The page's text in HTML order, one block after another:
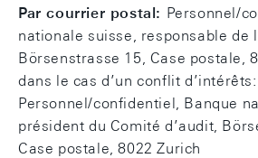
Par courrier postal: Personnel/
nationale suisse, responsable de
Börsenstrasse 15, Case postale,
dans le cas d’un conflit d’intérêts:
Personnel/confidentiel, Banque
président du Comité d’audit,
Case postale, 8022 Zurich